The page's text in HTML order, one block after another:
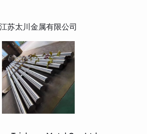
江苏太川金属有限公司